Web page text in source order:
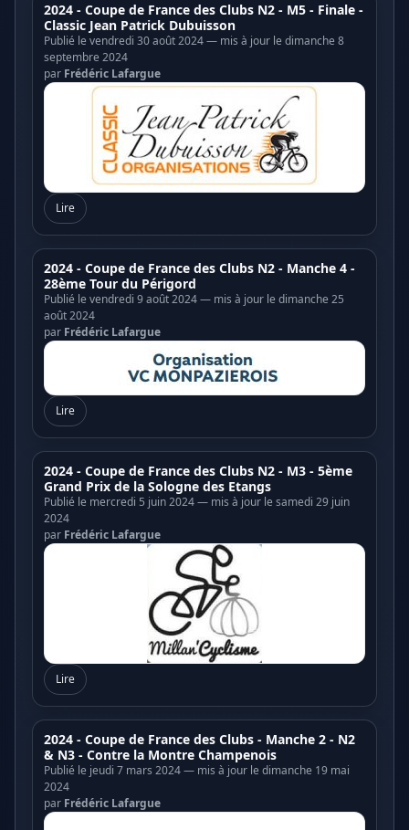
2024 - Coupe de France des Clubs N2 - M5 - Finale -
Classic Jean Patrick Dubuisson
Publié le vendredi 30 août 2024 — mis à jour le dimanche 8
septembre 2024
par Frédéric Lafargue
Lire
2024 - Coupe de France des Clubs N2 - Manche 4 -
28ème Tour du Périgord
Publié le vendredi 9 août 2024 — mis à jour le dimanche 25
août 2024
par Frédéric Lafargue
Lire
2024 - Coupe de France des Clubs N2 - M3 - 5ème
Grand Prix de la Sologne des Etangs
Publié le mercredi 5 juin 2024 — mis à jour le samedi 29 juin
2024
par Frédéric Lafargue
Lire
2024 - Coupe de France des Clubs - Manche 2 - N2
& N3 - Contre la Montre Champenois
Publié le jeudi 7 mars 2024 — mis à jour le dimanche 19 mai
2024
par Frédéric Lafargue